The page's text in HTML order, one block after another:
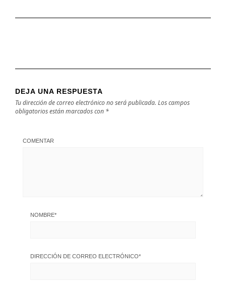
DEJA UNA RESPUESTA
Tu dirección de correo electrónico no será publicada. Los campos
obligatorios están marcados con *
COMENTAR
NOMBRE*
DIRECCIÓN DE CORREO ELECTRÓNICO*